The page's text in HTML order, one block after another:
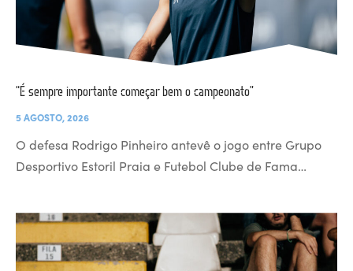
“É sempre importante começar bem o campeonato”
5 AGOSTO, 2026
O defesa Rodrigo Pinheiro antevê o jogo entre Grupo
Desportivo Estoril Praia e Futebol Clube de Fama…